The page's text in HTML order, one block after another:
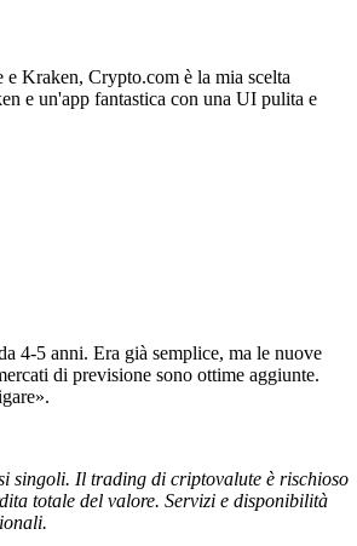
e Kraken, Crypto.com è la mia scelta
e un'app fantastica con una UI pulita e
4-5 anni. Era già semplice, ma le nuove
di previsione sono ottime aggiunte.
singoli. Il trading di criptovalute è rischioso
totale del valore. Servizi e disponibilità